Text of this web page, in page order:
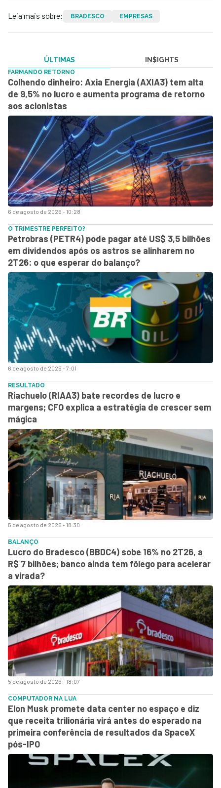
Leia mais sobre: BRADESCO EMPRESAS
ÚLTIMAS IN$IGHTS
6 de agosto de 2026 - 10:28
FARMANDO RETORNO
Colhendo dinheiro: Axia Energia (AXIA3) tem alta
de 9,5% no lucro e aumenta programa de retorno
aos acionistas
6 de agosto de 2026 - 7:01
O TRIMESTRE PERFEITO?
Petrobras (PETR4) pode pagar até US$ 3,5 bilhões
em dividendos após os astros se alinharem no
2T26: o que esperar do balanço?
5 de agosto de 2026 - 18:30
RESULTADO
Riachuelo (RIAA3) bate recordes de lucro e
margens; CFO explica a estratégia de crescer sem
mágica
5 de agosto de 2026 - 18:07
BALANÇO
Lucro do Bradesco (BBDC4) sobe 16% no 2T26, a
R$ 7 bilhões; banco ainda tem fôlego para acelerar
a virada?
COMPUTADOR NA LUA
Elon Musk promete data center no espaço e diz
que receita trilionária virá antes do esperado na
primeira conferência de resultados da SpaceX
pós-IPO